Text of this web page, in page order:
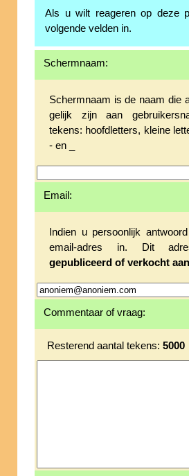
Als u wilt reageren op deze
volgende velden in.
Schermnaam:
Schermnaam is de naam die
gelijk zijn aan
tekens: hoofdletters, kleine
- en _
Email:
Indien u persoonlijk
email-adres in. Dit
gepubliceerd of verkocht
Commentaar of vraag:
Resterend aantal tekens: 5000